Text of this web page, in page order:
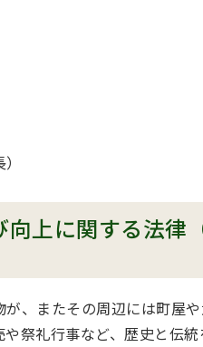
上に関する法律
、またその周辺には町屋
祭礼行事など、歴史と伝